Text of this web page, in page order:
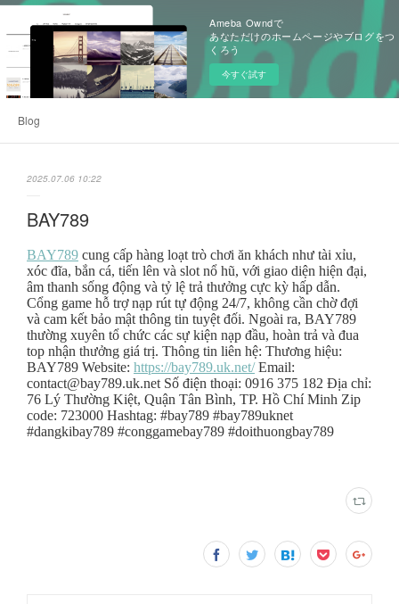
Ameba Owndで
あなただけのホームページやブログをつ
くろう
今すぐ試す
Blog
2025.07.06 10:22
BAY789